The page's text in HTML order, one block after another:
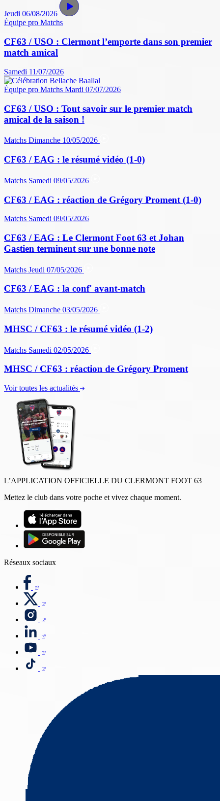
Jeudi 06/08/2026
Équipe pro Matchs
CF63 / USO : Clermont l’emporte dans son premier
match amical
Samedi 11/07/2026
Équipe pro Matchs Mardi 07/07/2026
CF63 / USO : Tout savoir sur le premier match
amical de la saison !
Matchs Dimanche 10/05/2026
CF63 / EAG : le résumé vidéo (1-0)
Matchs Samedi 09/05/2026
CF63 / EAG : réaction de Grégory Proment (1-0)
Matchs Samedi 09/05/2026
CF63 / EAG : Le Clermont Foot 63 et Johan
Gastien terminent sur une bonne note
Matchs Jeudi 07/05/2026
CF63 / EAG : la conf' avant-match
Matchs Dimanche 03/05/2026
MHSC / CF63 : le résumé vidéo (1-2)
Matchs Samedi 02/05/2026
MHSC / CF63 : réaction de Grégory Proment
Voir toutes les actualités
L’APPLICATION OFFICIELLE DU CLERMONT FOOT 63
Mettez le club dans votre poche et vivez chaque moment.
Réseaux sociaux